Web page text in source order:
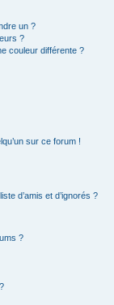
un ?
?
couleur différente ?
sur ce forum !
d’amis et d’ignorés ?
?